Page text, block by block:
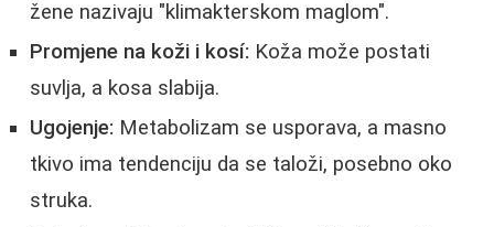
žene nazivaju "klimakterskom maglom".
Promjene na koži i kosí: Koža može postati
suvlja, a kosa slabija.
Ugojenje: Metabolizam se usporava, a masno
tkivo ima tendenciju da se taloži, posebno oko
struka.